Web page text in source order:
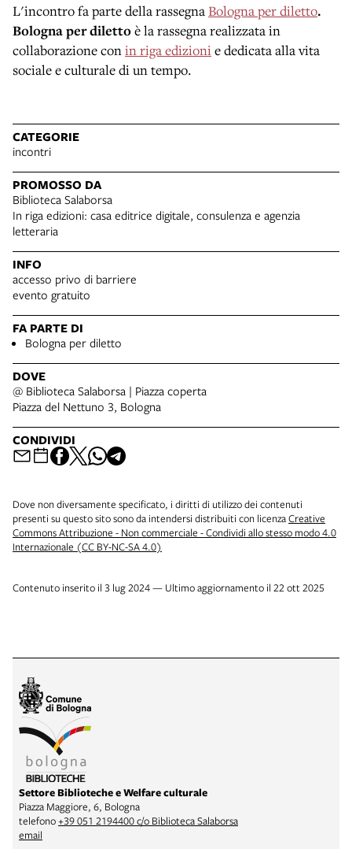
L'incontro fa parte della rassegnaBologna per diletto.
Bologna per dilettoè la rassegna realizzata in
collaborazione conin riga edizionie dedicata alla vita
sociale e culturale di un tempo.
CATEGORIE
incontri
PROMOSSO DA
Biblioteca Salaborsa
In riga edizioni: casa editrice digitale, consulenza e agenzia
letteraria
INFO
accesso privo di barriere
evento gratuito
FA PARTE DI
Bologna per diletto
DOVE
@ Biblioteca Salaborsa | Piazza coperta
Piazza del Nettuno 3, Bologna
CONDIVIDI
Dove non diversamente specificato, i diritti di utilizzo dei contenuti
presenti su questo sito sono da intendersi distribuiti con licenzaCreative
Commons Attribuzione - Non commerciale - Condividi allo stesso modo 4.0
Internazionale (CC BY-NC-SA 4.0)
Contenuto inserito il 3 lug 2024 — Ultimo aggiornamento il 22 ott 2025
Settore Biblioteche e Welfare culturale
Piazza Maggiore, 6, Bologna
telefono+39 051 2194400 c/o Biblioteca Salaborsa
email